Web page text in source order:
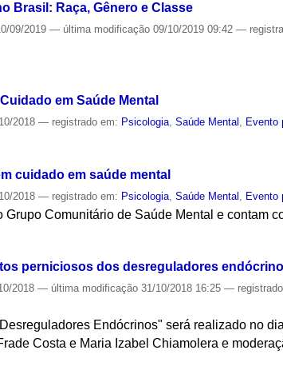
Brasil: Raça, Gênero e Classe
09/2019— última modificação 09/10/2019 09:42—
em Saúde Mental
2018— registrado em: Psicologia ,Saúde Mental Evento
cuidado em saúde mental
2018— registrado em: Psicologia ,Saúde Mental Evento
Grupo Comunitário de Saúde Mental e contam
perniciosos dos desreguladores
2018— última modificação 31/10/2018 16:25—
Endócrinos" será realizado no
Costa e Maria Izabel Chiamolera e